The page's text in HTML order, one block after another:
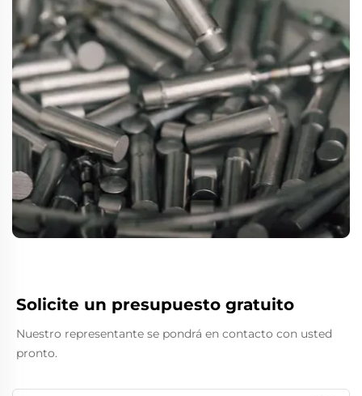
Solicite un presupuesto gratuito
Nuestro representante se pondrá en contacto con usted
pronto.